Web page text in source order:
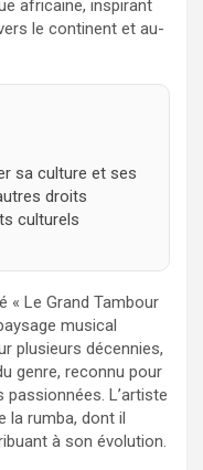
africaine, inspirant
le continent et au-
sa culture et ses
droits
culturels
« Le Grand Tambour
musical
plusieurs décennies,
genre, reconnu pour
L’artiste
la rumba, dont il
à son évolution.